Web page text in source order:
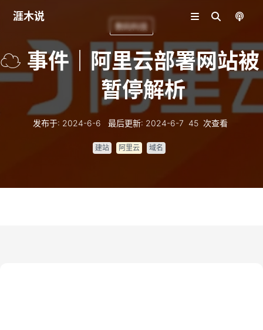
涯木说
数码科技
☁️ 事件｜阿里云部署网站被
暂停解析
发布于: 2024-6-6 最后更新: 2024-6-7 45 次查看
建站 阿里云 域名